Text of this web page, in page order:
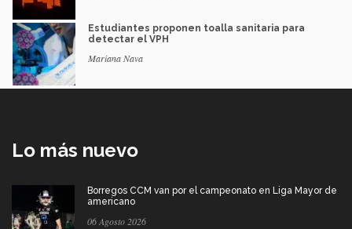
Estudiantes proponen toalla sanitaria para
detectar el VPH
Mariana Nava
Lo más nuevo
Borregos CCM van por el campeonato en Liga Mayor de
americano
06 Agosto 2026